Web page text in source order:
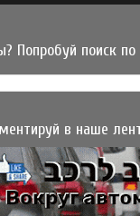
Попробуй поиск по
в наше